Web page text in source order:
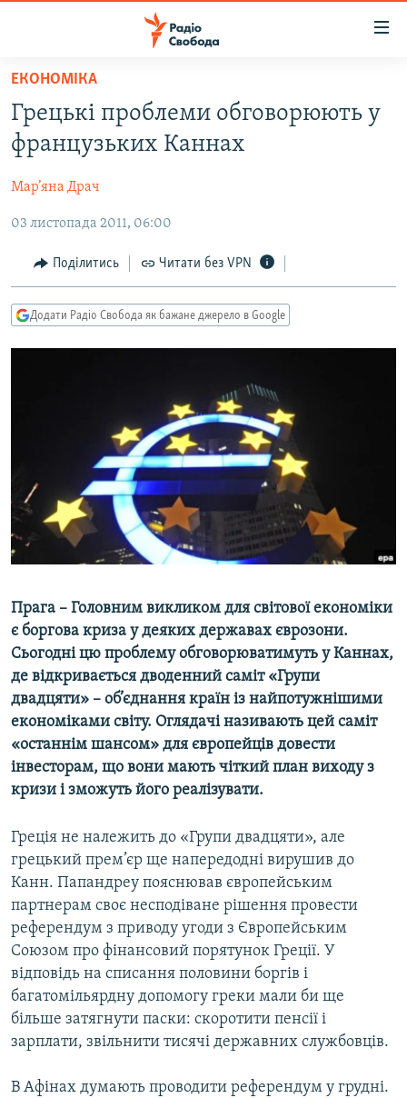
Перейти
основного
матеріалу
Перейти
до
навігації
Перейти
пошуку
РАДІО СВОБОДА – 70 РОКІВ
ВСЕ ЗА ДОБУ
СТАТТІ
ПОЛІТИКА
ЕКОНОМІКА
СУСПІЛЬСТВО
СПОРТ
ВІЙНА
РОСІЙСЬКА «ФІЛЬТРАЦІЯ»
ДОНБАС.РЕАЛІЇ
КРИМ.РЕАЛІЇ
ТИ ЯК?
МУЛЬТИМЕДІА
СПЕЦПРОЄКТИ
ПОДКАСТИ
УКР
КТАТ
ДОЛУЧАЙСЯ!
Усі сайти RFE/RL
ЕКОНОМІКА
Грецькі проблеми обговорюють у
французьких Каннах
Мар’яна Драч
03 листопада 2011, 06:00
Поділитись Читати без VPN
Додати Радіо Свобода як бажане джерело в Google
Прага – Головним викликом для світової економіки
є боргова криза у деяких державах єврозони.
Сьогодні цю проблему обговорюватимуть у Каннах,
де відкривається дводенний саміт «Групи
двадцяти» – об’єднання країн із найпотужнішими
економіками світу. Оглядачі називають цей саміт
«останнім шансом» для європейців довести
інвесторам, що вони мають чіткий план виходу з
кризи і зможуть його реалізувати.
Греція не належить до «Групи двадцяти», але
грецький прем’єр ще напередодні вирушив до
Канн. Папандреу пояснював європейським
партнерам своє несподіване рішення провести
референдум з приводу угоди з Європейським
Союзом про фінансовий порятунок Греції. У
відповідь на списання половини боргів і
багатомільярдну допомогу греки мали би ще
більше затягнути паски: скоротити пенсії і
зарплати, звільнити тисячі державних службовців.
В Афінах думають проводити референдум у грудні.